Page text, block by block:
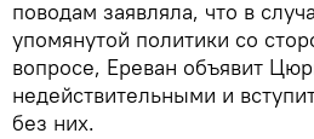
поводам заявляла, что в
упомянутой политики со
вопросе, Ереван объявит
недействительными и
без них.